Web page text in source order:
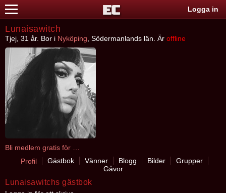
Logga in
Lunaisawitch
Tjej, 31 år. Bor i Nyköping , Södermanlands län. Är offline
Profil
Gästbok Vänner Blogg Bilder
Grupper
Gåvor
Lunaisawitchs gästbok